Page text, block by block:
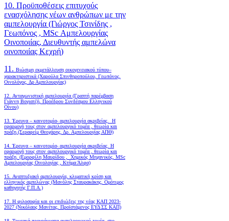
10. Προϋποθέσεις επιτυχούς
ενασχόλησης νέων ανθρώπων με την
αμπελουργία (Γιώργος Τσινίδης ,
Γεωπόνος , MSc Αμπελουργίας
Οινοποιίας, Διευθυντής αμπελώνα
οινοποιίας Κεχρή)
11. Βιώσιμη εκμετάλλευση οικογενειακού τύπου–
χαρακτηριστικά (Χαρούλα Σπινθηροπούλου, Γεωπόνος,
Οινολόγος, Δρ Αμπελουργίας)
12. Ανταγωνιστική αμπελουργία (Γραπτή παρέμβαση
Γιάννη Βογιατζή, Προέδρου Συνδέσμου Ελληνικού
Οίνου)
13. Έρευνα – καινοτομία- αμπελουργία ακριβείας. Η
εφαρμογή τους στον αμπελουργικό τομέα , θεωρία και
πράξη.(Σεραφείμ Θεοχάρης, Δρ. Αμπελουργίας ΑΠΘ)
14. Έρευνα – καινοτομία- αμπελουργία ακριβείας. Η
εφαρμογή τους στον αμπελουργικό τομέα , θεωρία και
πράξη. (Εμορφίλη Μαυρίδου , Χημικός Μηχανικός, MSc
Αμπελουργίας Οινολογίας , Κτήμα Άλφα)
15. Αναπτυξιακή αμπελουργία, κλιματική κρίση και
ελληνικός αμπελώνας (Μανόλης Σταυρακάκης, Ομότιμος
καθηγητής Γ.Π.Α.)
17. Η φιλοσοφία και οι επιδιώξεις της νέας ΚΑΠ 2023-
2027 (Νικόλαος Μανέτας, Προϊστάμενος ΕΥΔ ΣΣ ΚΑΠ)